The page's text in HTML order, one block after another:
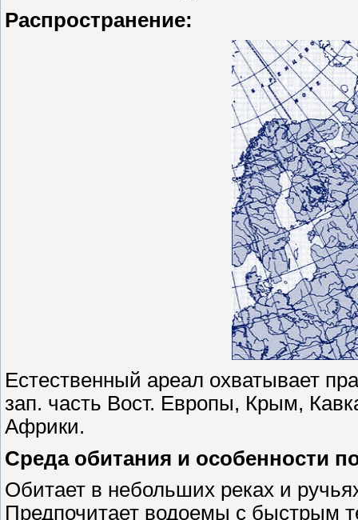
Распространение:
Естественный ареал охватывает
зап. часть Вост. Европы, Крым,
Африки.
Среда обитания и особенности
Обитает в небольших реках и
Предпочитает водоемы с быстрым